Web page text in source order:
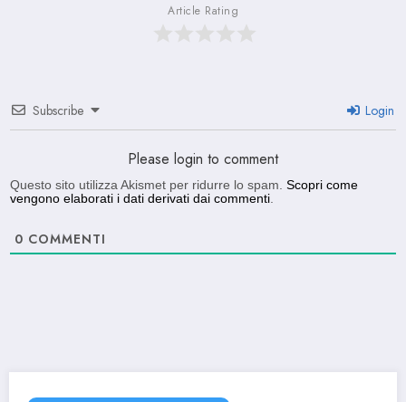
Article Rating
Subscribe Login
Please login to comment
Questo sito utilizza Akismet per ridurre lo spam. Scopri come
vengono elaborati i dati derivati dai commenti.
0 COMMENTI